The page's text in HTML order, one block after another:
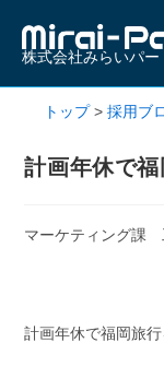
株式会社みらいパー
トップ> 採用ブ
計画年休で
マーケティング課
計画年休で福岡旅